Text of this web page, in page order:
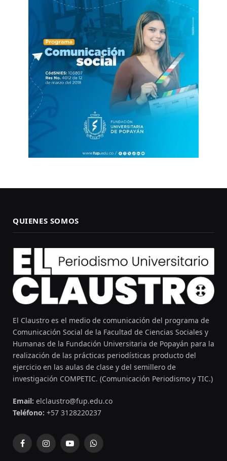
QUIENES SOMOS
El Claustro es el medio de comunicación del programa de
Comunicación Social de la Facultad de Ciencias Sociales y
Humanas de la Fundación Universitaria de Popayán para la
realización de las prácticas periodísticas producto del
ejercicio en las aulas de clase y del semillero de
investigación COMPETIC. (Comunicación Periodismo y TIC.)
Email: elclaustro@fup.edu.co
Teléfono: +57 3128220237
FacebookInstagramYouTubeWhatsApp